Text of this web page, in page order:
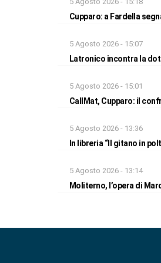
Cupparo: a Fardella
5 Agosto 2026 - 15:07
Latronico incontra la
5 Agosto 2026 - 15:01
CallMat, Cupparo: il
5 Agosto 2026 - 13:36
In libreria “Il gitano in
5 Agosto 2026 - 13:14
Moliterno, l’opera di